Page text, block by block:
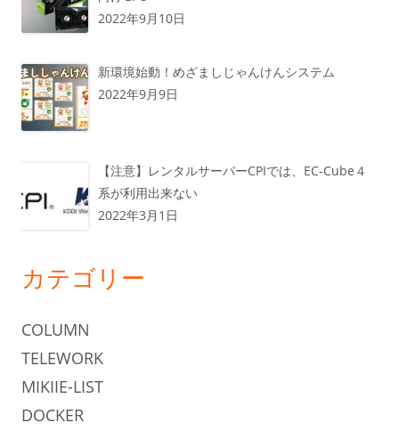
2022年9月10日
新環境始動！めざましじゃんけんシステム
2022年9月9日
【注意】レンタルサーバーCPIでは、EC-Cube４
系が利用出来ない
2022年3月1日
カテゴリー
COLUMN
TELEWORK
MIKIIE-LIST
DOCKER